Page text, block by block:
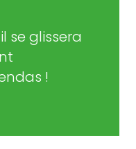
se glissera
!